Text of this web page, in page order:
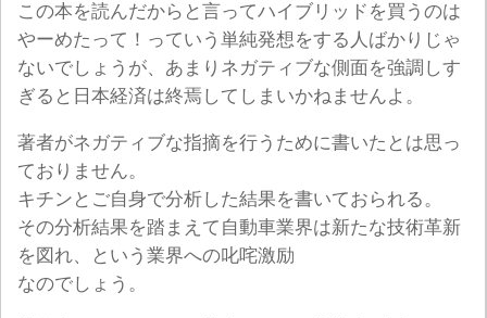
この本を読んだからと言ってハイブリッドを買うのは
やーめたって！っていう単純発想をする人ばかりじゃ
ないでしょうが、あまりネガティブな側面を強調しす
ぎると日本経済は終焉してしまいかねませんよ。
著者がネガティブな指摘を行うために書いたとは思っ
ておりません。
キチンとご自身で分析した結果を書いておられる。
その分析結果を踏まえて自動車業界は新たな技術革新
を図れ、という業界への叱咤激励
なのでしょう。